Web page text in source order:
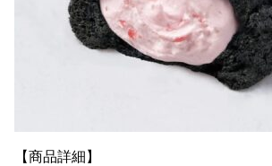
【商品詳細】